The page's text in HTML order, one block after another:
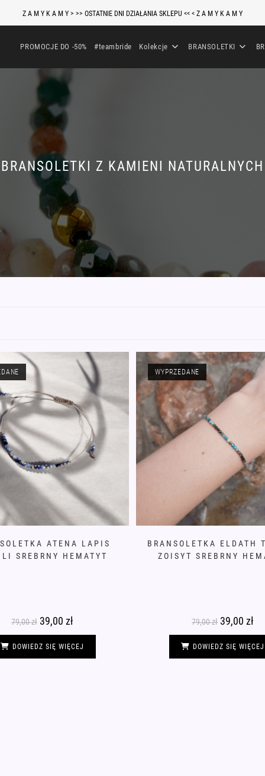
Z A M Y K A M Y > >> OSTATNIE DNI DZIAŁANIA SKLEPU << < Z A M Y K A M Y
PROMOCJE DO -50% #teambride Kolekcje BRANSOLETKI
BRANSOLETKI Z KAMIENI NATURALNYCH
ATENA LAPIS
SREBRNY HEMATYT
79,00zł Pierwotna
cena
wynosiła:
79,00 zł.
39,00 zł
wynosi:
39,00 zł.
DOWIEDZ SIĘ WIĘCEJ
WYPRZEDANE
BRANSOLETKA ELDATH
ZOISYT SREBRNY
79,00zł Pierwotna
cena
wynosiła:
79,00 zł.
39,00 zł
DOWIEDZ SIĘ WIĘCEJ